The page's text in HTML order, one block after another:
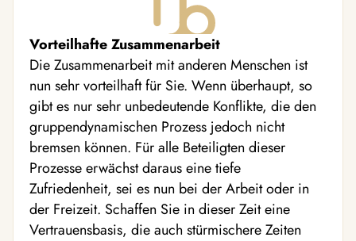
Vorteilhafte Zusammenarbeit
Die Zusammenarbeit mit anderen Menschen ist
nun sehr vorteilhaft für Sie. Wenn überhaupt, so
gibt es nur sehr unbedeutende Konflikte, die den
gruppendynamischen Prozess jedoch nicht
bremsen können. Für alle Beteiligten dieser
Prozesse erwächst daraus eine tiefe
Zufriedenheit, sei es nun bei der Arbeit oder in
der Freizeit. Schaffen Sie in dieser Zeit eine
Vertrauensbasis, die auch stürmischere Zeiten